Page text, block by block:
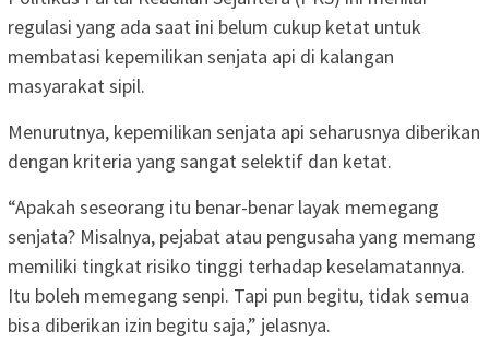
regulasi yang ada saat ini belum cukup ketat untuk
membatasi kepemilikan senjata api di kalangan
masyarakat sipil.
Menurutnya, kepemilikan senjata api seharusnya diberikan
dengan kriteria yang sangat selektif dan ketat.
“Apakah seseorang itu benar-benar layak memegang
senjata? Misalnya, pejabat atau pengusaha yang memang
memiliki tingkat risiko tinggi terhadap keselamatannya.
Itu boleh memegang senpi. Tapi pun begitu, tidak semua
bisa diberikan izin begitu saja,” jelasnya.